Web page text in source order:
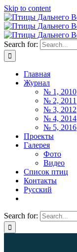
Skip to content
Search for:
Главная
Журнал
№ 1, 2010
№ 2, 2011
№ 3, 2012
№ 4, 2014
№ 5, 2016
Проекты
Галерея
Фото
Видео
Список птиц
Контакты
Русский
Search for: